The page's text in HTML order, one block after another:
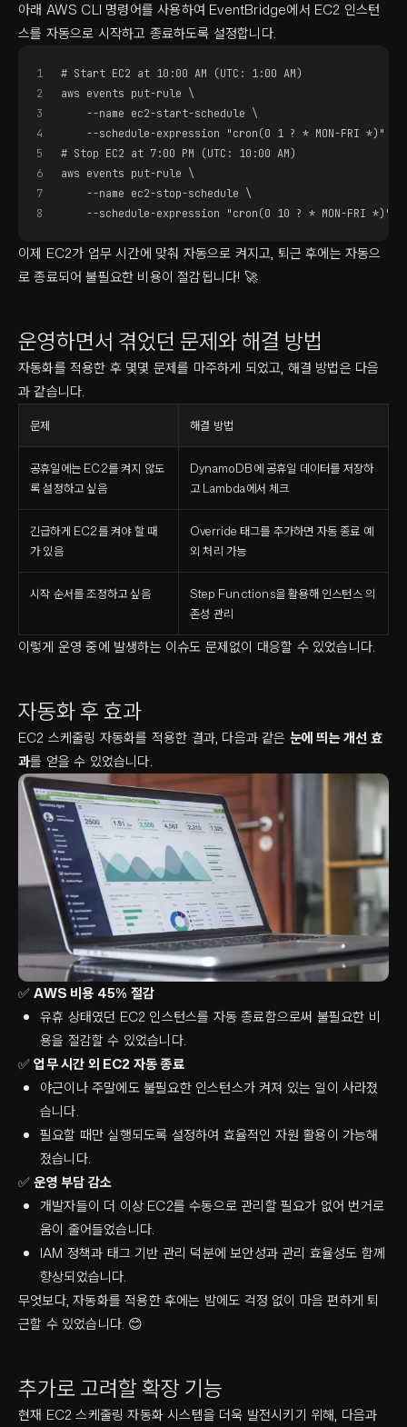
아래 AWS CLI 명령어를 사용하여 EventBridge에서 EC2 인스턴
스를 자동으로 시작하고 종료하도록 설정합니다.
1
2
3
4
5
6
7
8
# Start EC2 at 10:00 AM (UTC: 1:00 AM)
aws events put-rule \
    --name ec2-start-schedule \
    --schedule-expression "cron(0 1 ? * MON-FRI *)"
# Stop EC2 at 7:00 PM (UTC: 10:00 AM)
aws events put-rule \
    --name ec2-stop-schedule \
    --schedule-expression "cron(0 10 ? * MON-FRI *)"
이제 EC2가 업무 시간에 맞춰 자동으로 켜지고, 퇴근 후에는 자동으
로 종료되어 불필요한 비용이 절감됩니다! 🚀
운영하면서 겪었던 문제와 해결 방법
자동화를 적용한 후 몇몇 문제를 마주하게 되었고, 해결 방법은 다음
과 같습니다.
문제 해결 방법
공휴일에는 EC2를 켜지 않도
록 설정하고 싶음
DynamoDB에 공휴일 데이터를 저장하
고 Lambda에서 체크
긴급하게 EC2를 켜야 할 때
가 있음
Override 태그를 추가하면 자동 종료 예
외 처리 가능
시작 순서를 조정하고 싶음
Step Functions을 활용해 인스턴스 의
존성 관리
이렇게 운영 중에 발생하는 이슈도 문제없이 대응할 수 있었습니다.
자동화 후 효과
EC2 스케줄링 자동화를 적용한 결과, 다음과 같은 눈에 띄는 개선 효
과를 얻을 수 있었습니다.
✅AWS 비용 45% 절감
유휴 상태였던 EC2 인스턴스를 자동 종료함으로써 불필요한 비
용을 절감할 수 있었습니다.
✅업무 시간 외 EC2 자동 종료
야근이나 주말에도 불필요한 인스턴스가 켜져 있는 일이 사라졌
습니다.
필요할 때만 실행되도록 설정하여 효율적인 자원 활용이 가능해
졌습니다.
✅운영 부담 감소
개발자들이 더 이상 EC2를 수동으로 관리할 필요가 없어 번거로
움이 줄어들었습니다.
IAM 정책과 태그 기반 관리 덕분에 보안성과 관리 효율성도 함께
향상되었습니다.
무엇보다, 자동화를 적용한 후에는 밤에도 걱정 없이 마음 편하게 퇴
근할 수 있었습니다. 😊
추가로 고려할 확장 기능
현재 EC2 스케줄링 자동화 시스템을 더욱 발전시키기 위해, 다음과